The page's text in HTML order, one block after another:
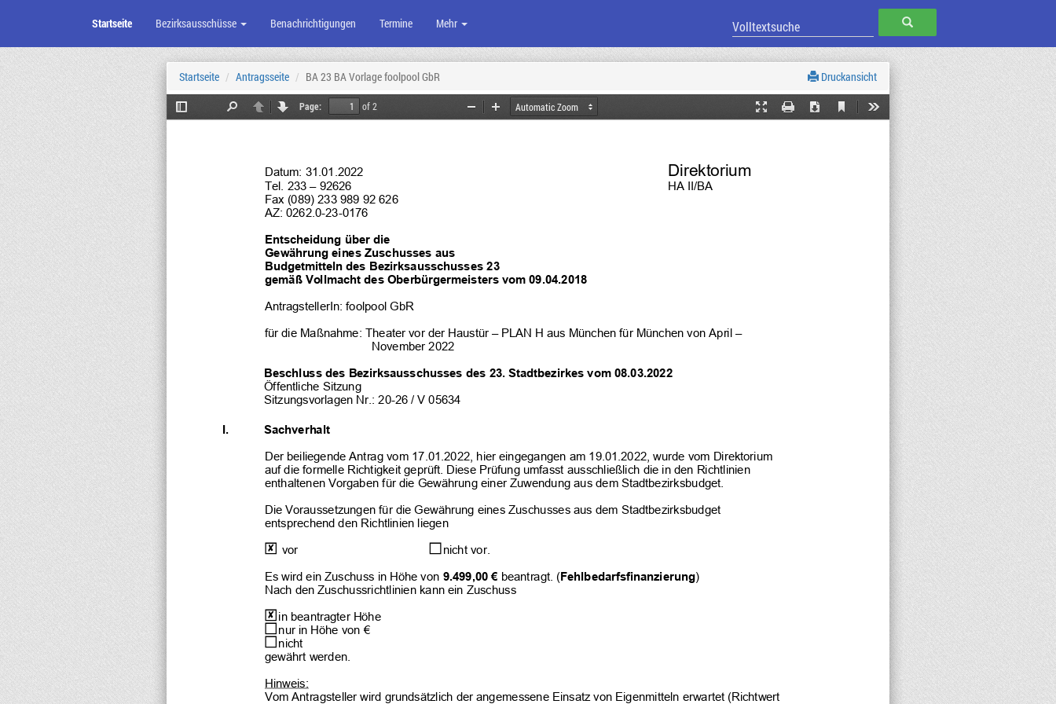
Zum
Seiteninhalt
SUCHEN
Startseite Bezirksausschüsse Benachrichtigungen Termine Mehr
Startseite Antragsseite BA 23 BA Vorlage foolpool GbR Druckansicht
Toggle
Find PreviousNext
Page:
of 2
Presentation
Print Download
Current
Tools
Zoom Zoom
Datum: 31.01.2022 Direktorium
Tel. 233 – 92626
HA II/BA
Fax (089) 233 989 92 626
AZ: 0262.0-23-0176
Entscheidung über die
Gewährung eines Zuschusses aus
Budgetmitteln des Bezirksausschusses 23
gemäß Vollmacht des Oberbürgermeisters vom 09.04.2018
AntragstellerIn: foolpool GbR
für die Maßnahme: Theater vor der Haustür – PLAN H aus München für München von April –
November 2022
Beschluss des Bezirksausschusses des 23 . Stadtbezirkes vom 08.03.2022
Öffentliche Sitzung
Sitzungsvorlagen Nr.: 20-26 / V 05634
I. Sachverhalt
Der beiliegende Antrag vom 17.01.2022 , hier eingegangen am 19.01.2022 , wurde vom Direktorium
auf die formelle Richtigkeit geprüft. Diese Prüfung umfasst ausschließlich die in den Richtlinien
enthaltenen Vorgaben für die Gewährung einer Zuwendung aus dem Stadtbezirksbudget.
Die Voraussetzungen für die Gewährung eines Zuschusses aus dem Stadtbezirksbudget
entsprechend den Richtlinien liegen
  vor
nicht vor.
Es wird ein Zuschuss in Höhe von 9.499,00 € beantragt. (Fehlbedarfsfinanzierung)
Nach den Zuschussrichtlinien kann ein Zuschuss
in beantragter Höhe
nur in Höhe von €
nicht
gewährt werden.
Hinweis:
Vom Antragsteller wird grundsätzlich der angemessene Einsatz von Eigenmitteln erwartet (Richtwert